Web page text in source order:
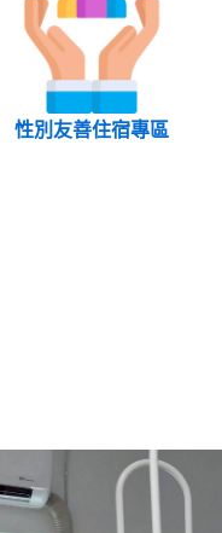
性別友善住宿專區